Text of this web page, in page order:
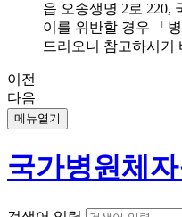
읍 오송생명 2로 220,
이를 위반할 경우 「
드리오니 참고하시기
이전
다음
메뉴열기
국가병원체